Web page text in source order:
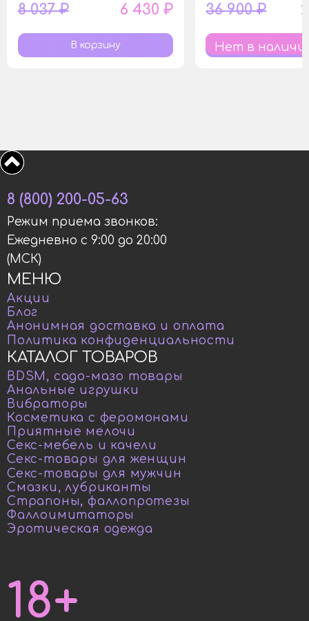
8 037 ₽ 6 430 ₽ 36 900 ₽
Нет в
КАТАЛОГ ТОВАРОВ
BDSM, садо-мазо товары
Анальные игрушки
Вибраторы
Косметика с феромонами
Приятные мелочи
Секс-мебель и качели
Секс-товары для женщин
Секс-товары для мужчин
Смазки, лубриканты
Страпоны, фаллопротезы
Фаллоимитаторы
Эротическая одежда
МЕНЮ
Акции
Блог
Анонимная доставка и оплата
Политика конфиденциальности
8 (800) 200-05-63
Режим приема звонков:
Ежедневно с 9:00 до 20:00
(МСК)
18+